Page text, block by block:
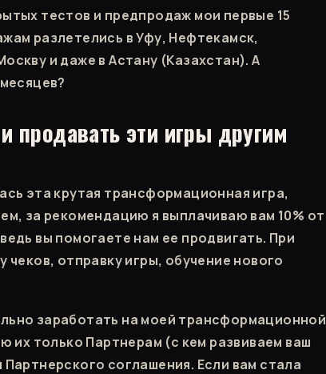
тестов и предпродаж мои первые 15
разлетелись в Уфу, Нефтекамск,
и даже в Астану (Казахстан). А
продавать эти игры другим
эта крутая трансформационная игра,
за рекомендацию я выплачиваю вам 10% от
вы помогаете нам ее продвигать. При
отправку игры, обучение нового
заработать на моей трансформационной
их только Партнерам (с кем развиваем ваш
соглашения. Если вам стала